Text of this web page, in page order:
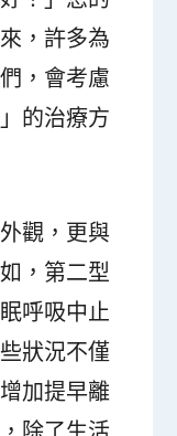
，許多為
，會考慮
的治療方
觀，更與
，第二型
呼吸中止
狀況不僅
加提早離